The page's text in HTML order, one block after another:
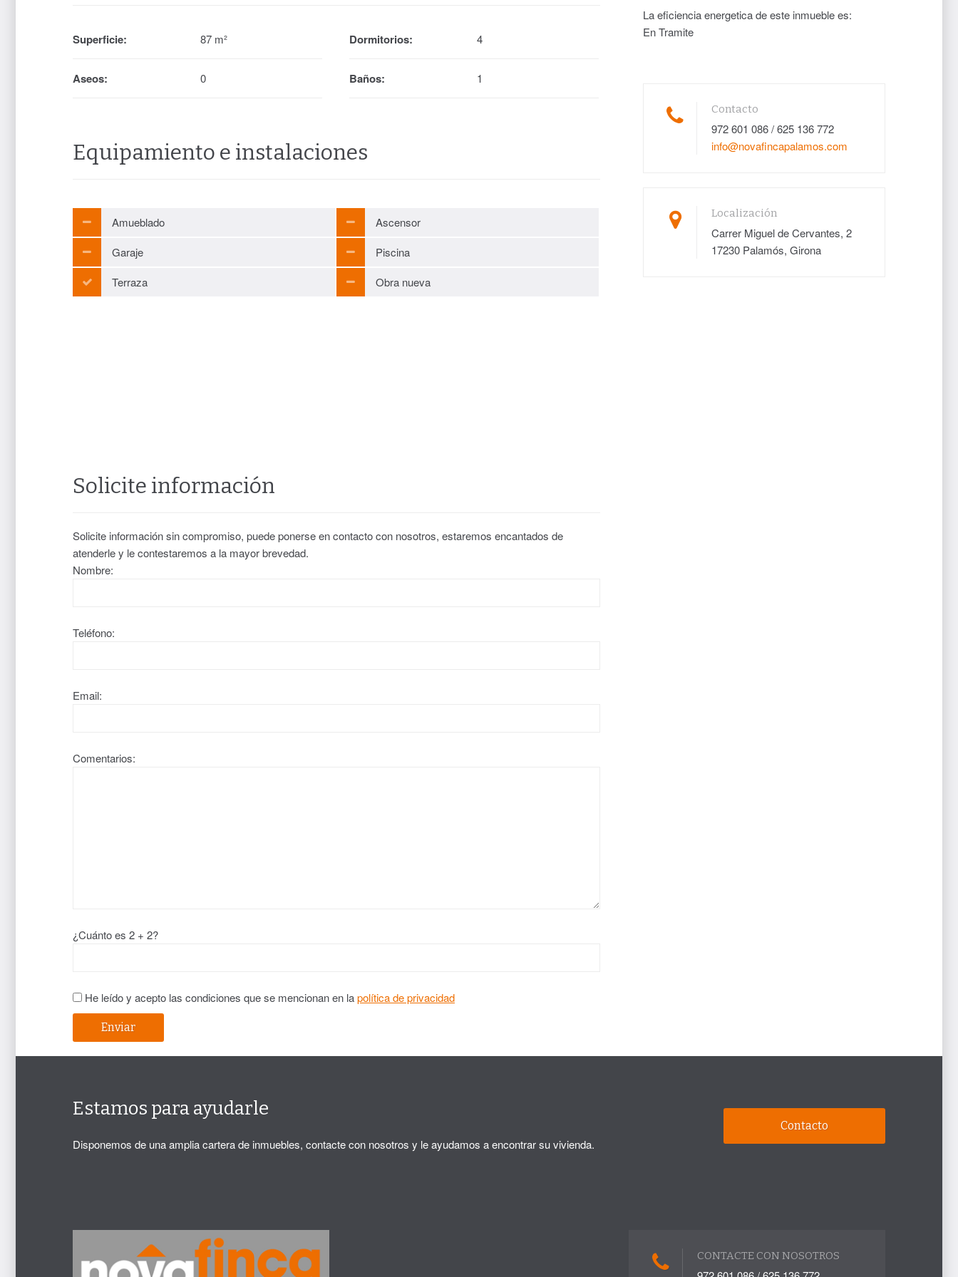
Superficie: 87 m² Dormitorios: 4
Aseos: 0 Baños: 1
Equipamiento e instalaciones
Amueblado
Ascensor
Garaje
Piscina
Terraza
Obra nueva
La eficiencia energetica de este inmueble es:
En Tramite
Contacto
972 601 086 / 625 136 772
info@novafincapalamos.com
Localización
Carrer Miguel de Cervantes, 2
17230 Palamós, Girona
Solicite información
Solicite información sin compromiso, puede ponerse en contacto con nosotros, estaremos encantados de
atenderle y le contestaremos a la mayor brevedad.
Nombre:
Teléfono:
Email:
Comentarios:
¿Cuánto es 2 + 2?
He leído y acepto las condiciones que se mencionan en lapolítica de privacidad
Estamos para ayudarle
Disponemos de una amplia cartera de inmuebles, contacte con nosotros y le ayudamos a encontrar su vivienda.
Contacto
CONTACTE CON NOSOTROS